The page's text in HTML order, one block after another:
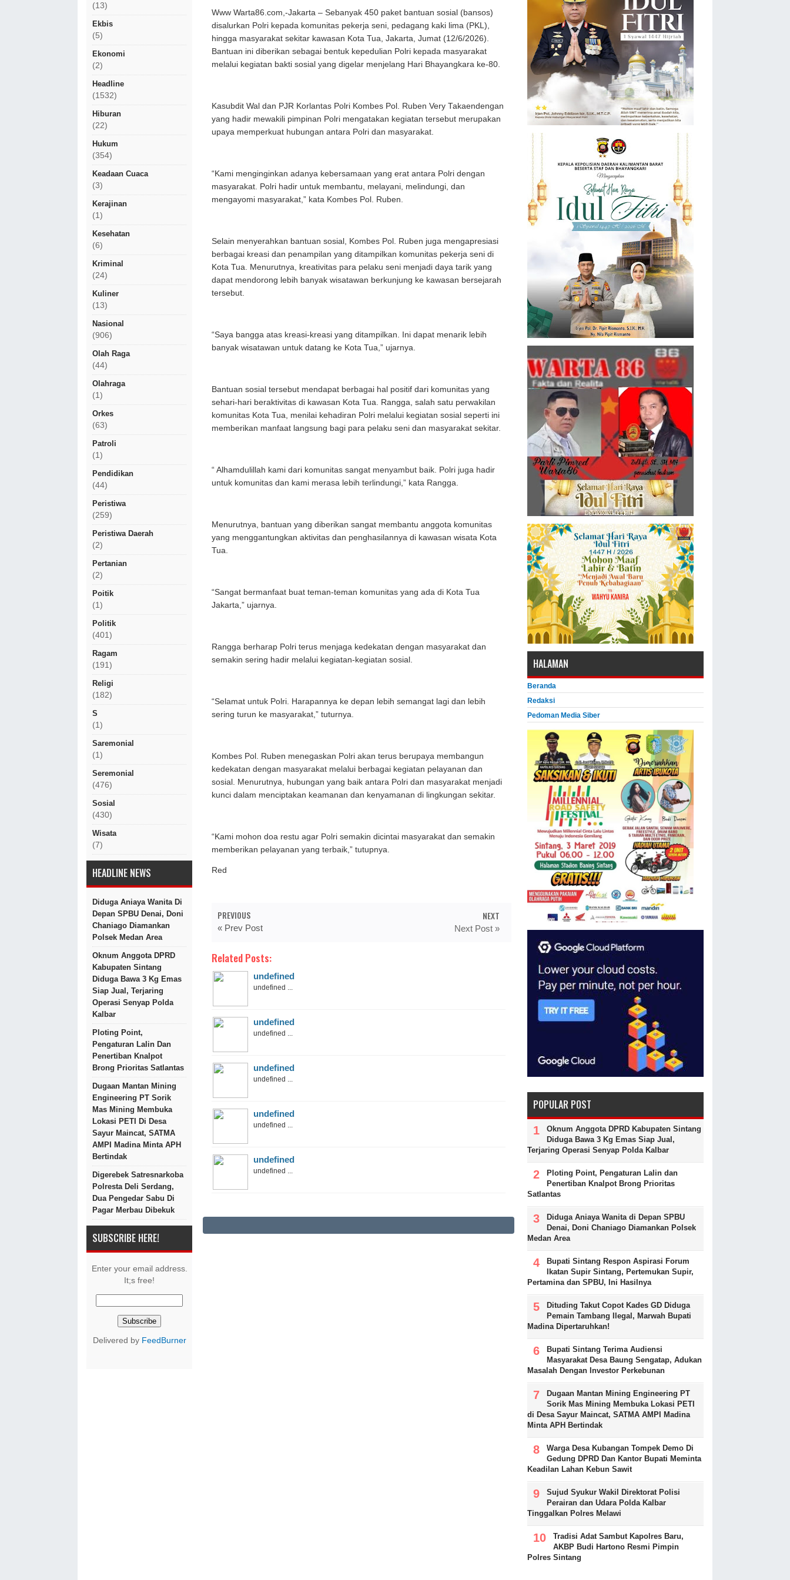
(13)
Ekbis
(5)
Ekonomi
(2)
Headline
(1532)
Hiburan
(22)
Hukum
(354)
Keadaan Cuaca
(3)
Kerajinan
(1)
Kesehatan
(6)
Kriminal
(24)
Kuliner
(13)
Nasional
(906)
Olah Raga
(44)
Olahraga
(1)
Orkes
(63)
Patroli
(1)
Pendidikan
(44)
Peristiwa
(259)
Peristiwa Daerah
(2)
Pertanian
(2)
Poitik
(1)
Politik
(401)
Ragam
(191)
Religi
(182)
S
(1)
Saremonial
(1)
Seremonial
(476)
Sosial
(430)
Wisata
(7)
HEADLINE NEWS
Diduga Aniaya Wanita Di
Depan SPBU Denai, Doni
Chaniago Diamankan
Polsek Medan Area
Oknum Anggota DPRD
Kabupaten Sintang
Diduga Bawa 3 Kg Emas
Siap Jual, Terjaring
Operasi Senyap Polda
Kalbar
Ploting Point,
Pengaturan Lalin Dan
Penertiban Knalpot
Brong Prioritas Satlantas
Dugaan Mantan Mining
Engineering PT Sorik
Mas Mining Membuka
Lokasi PETI Di Desa
Sayur Maincat, SATMA
AMPI Madina Minta APH
Bertindak
Digerebek Satresnarkoba
Polresta Deli Serdang,
Dua Pengedar Sabu Di
Pagar Merbau Dibekuk
SUBSCRIBE HERE!
Enter your email address.
It;s free!
Delivered by FeedBurner
Www Warta86.com,-Jakarta – Sebanyak 450 paket bantuan sosial (bansos)
disalurkan Polri kepada komunitas pekerja seni, pedagang kaki lima (PKL),
hingga masyarakat sekitar kawasan Kota Tua, Jakarta, Jumat (12/6/2026).
Bantuan ini diberikan sebagai bentuk kepedulian Polri kepada masyarakat
melalui kegiatan bakti sosial yang digelar menjelang Hari Bhayangkara ke-80.
Kasubdit Wal dan PJR Korlantas Polri Kombes Pol. Ruben Very Takaendengan
yang hadir mewakili pimpinan Polri mengatakan kegiatan tersebut merupakan
upaya memperkuat hubungan antara Polri dan masyarakat.
“Kami menginginkan adanya kebersamaan yang erat antara Polri dengan
masyarakat. Polri hadir untuk membantu, melayani, melindungi, dan
mengayomi masyarakat,” kata Kombes Pol. Ruben.
Selain menyerahkan bantuan sosial, Kombes Pol. Ruben juga mengapresiasi
berbagai kreasi dan penampilan yang ditampilkan komunitas pekerja seni di
Kota Tua. Menurutnya, kreativitas para pelaku seni menjadi daya tarik yang
dapat mendorong lebih banyak wisatawan berkunjung ke kawasan bersejarah
tersebut.
“Saya bangga atas kreasi-kreasi yang ditampilkan. Ini dapat menarik lebih
banyak wisatawan untuk datang ke Kota Tua,” ujarnya.
Bantuan sosial tersebut mendapat berbagai hal positif dari komunitas yang
sehari-hari beraktivitas di kawasan Kota Tua. Rangga, salah satu perwakilan
komunitas Kota Tua, menilai kehadiran Polri melalui kegiatan sosial seperti ini
memberikan manfaat langsung bagi para pelaku seni dan masyarakat sekitar.
“ Alhamdulillah kami dari komunitas sangat menyambut baik. Polri juga hadir
untuk komunitas dan kami merasa lebih terlindungi,” kata Rangga.
Menurutnya, bantuan yang diberikan sangat membantu anggota komunitas
yang menggantungkan aktivitas dan penghasilannya di kawasan wisata Kota
Tua.
“Sangat bermanfaat buat teman-teman komunitas yang ada di Kota Tua
Jakarta,” ujarnya.
Rangga berharap Polri terus menjaga kedekatan dengan masyarakat dan
semakin sering hadir melalui kegiatan-kegiatan sosial.
“Selamat untuk Polri. Harapannya ke depan lebih semangat lagi dan lebih
sering turun ke masyarakat,” tuturnya.
Kombes Pol. Ruben menegaskan Polri akan terus berupaya membangun
kedekatan dengan masyarakat melalui berbagai kegiatan pelayanan dan
sosial. Menurutnya, hubungan yang baik antara Polri dan masyarakat menjadi
kunci dalam menciptakan keamanan dan kenyamanan di lingkungan sekitar.
“Kami mohon doa restu agar Polri semakin dicintai masyarakat dan semakin
memberikan pelayanan yang terbaik,” tutupnya.
Red
PREVIOUS
« Prev Post
NEXT
Next Post »
Related Posts:
undefined
undefined ...
undefined
undefined ...
undefined
undefined ...
undefined
undefined ...
undefined
undefined ...
HALAMAN
Beranda
Redaksi
Pedoman Media Siber
POPULAR POST
Oknum Anggota DPRD Kabupaten Sintang
Diduga Bawa 3 Kg Emas Siap Jual,
Terjaring Operasi Senyap Polda Kalbar
Ploting Point, Pengaturan Lalin dan
Penertiban Knalpot Brong Prioritas
Satlantas
Diduga Aniaya Wanita di Depan SPBU
Denai, Doni Chaniago Diamankan Polsek
Medan Area
Bupati Sintang Respon Aspirasi Forum
Ikatan Supir Sintang, Pertemukan Supir,
Pertamina dan SPBU, Ini Hasilnya
Dituding Takut Copot Kades GD Diduga
Pemain Tambang Ilegal, Marwah Bupati
Madina Dipertaruhkan!
Bupati Sintang Terima Audiensi
Masyarakat Desa Baung Sengatap, Adukan
Masalah Dengan Investor Perkebunan
Dugaan Mantan Mining Engineering PT
Sorik Mas Mining Membuka Lokasi PETI
di Desa Sayur Maincat, SATMA AMPI Madina
Minta APH Bertindak
Warga Desa Kubangan Tompek Demo Di
Gedung DPRD Dan Kantor Bupati Meminta
Keadilan Lahan Kebun Sawit
Sujud Syukur Wakil Direktorat Polisi
Perairan dan Udara Polda Kalbar
Tinggalkan Polres Melawi
Tradisi Adat Sambut Kapolres Baru,
AKBP Budi Hartono Resmi Pimpin
Polres Sintang